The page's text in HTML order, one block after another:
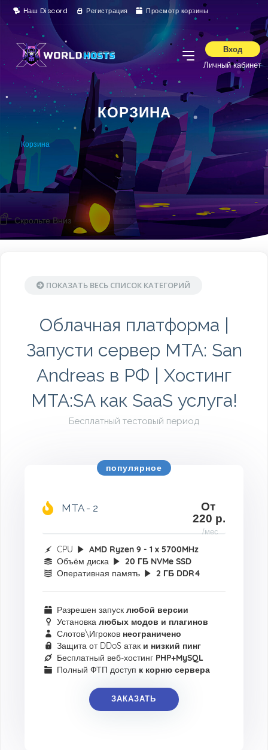
Наш Discord Регистрация Просмотр корзины
Вход
Личный кабинет
КОРЗИНА
Корзина
Скрольте Вниз
ПОКАЗАТЬ ВЕСЬ СПИСОК КАТЕГОРИЙ
Облачная платформа |
Запусти сервер MTA: San
Andreas в РФ | Хостинг
MTA:SA как SaaS услуга!
Бесплатный тестовый период
популярное
MTA - 2
От
220 р.
/мес
CPU
AMD Ryzen 9 - 1 x 5700MHz
Объём диска
20 ГБ NVMe SSD
Оперативная память
2 ГБ DDR4
Разрешен запуск любой версии
Установка любых модов и плагинов
Слотов\Игроков неограничено
Защита от DDoS атак и низкий пинг
Бесплатный веб-хостинг PHP+MySQL
Полный ФТП доступ к корню сервера
ЗАКАЗАТЬ